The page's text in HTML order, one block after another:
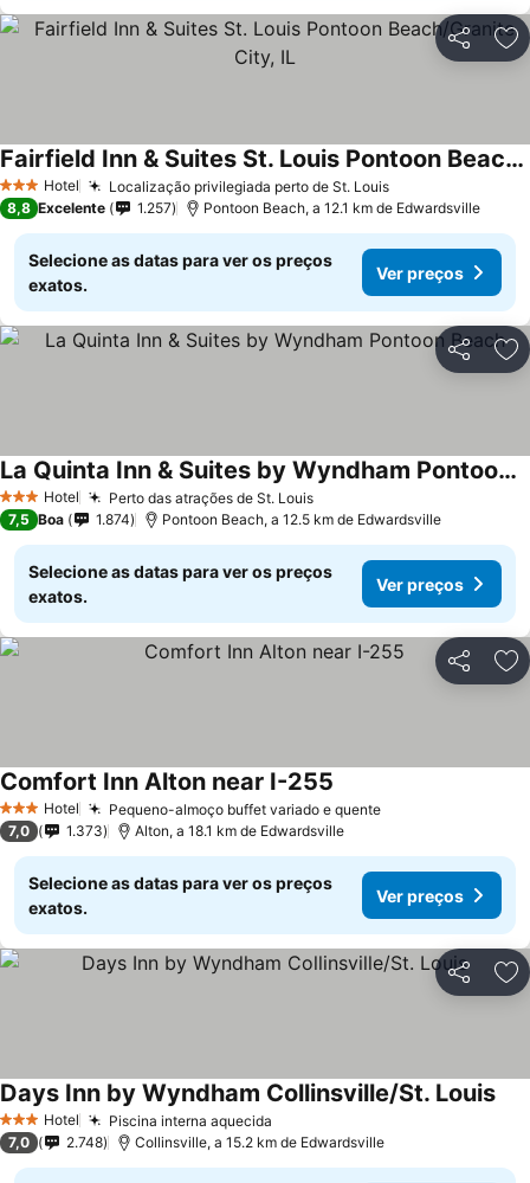
Partilhar
3 EstrelasHotel Localização privilegiada perto de St. LouisVer preços
Fairfield Inn & Suites St. Louis Pontoon Beach/Granite City, IL
Ver preços
8,8 Excelente 1.257 Pontoon Beach, a 12.1 km de Edwardsville
Selecione as datas para ver os preços
exatos.
Ver preços
Partilhar
3 EstrelasHotel Perto das atrações de St. LouisVer preços
La Quinta Inn & Suites by Wyndham Pontoon Beach
Ver preços
7,5 Boa 1.874 Pontoon Beach, a 12.5 km de Edwardsville
Selecione as datas para ver os preços
exatos.
Ver preços
Partilhar
3 EstrelasHotel Pequeno-almoço buffet variado e quenteVer preços
Comfort Inn Alton near I-255
7,0 1.373 Alton, a 18.1 km de Edwardsville
Selecione as datas para ver os preços
exatos.
Ver preços
Partilhar
3 EstrelasHotel Piscina interna aquecida
Days Inn by Wyndham Collinsville/St. Louis
7,0 2.748 Collinsville, a 15.2 km de Edwardsville